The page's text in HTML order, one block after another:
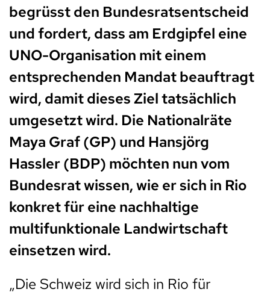
begrüsst den Bundesratsentscheid
und fordert, dass am Erdgipfel eine
UNO-Organisation mit einem
entsprechenden Mandat beauftragt
wird, damit dieses Ziel tatsächlich
umgesetzt wird. Die Nationalräte
Maya Graf (GP) und Hansjörg
Hassler (BDP) möchten nun vom
Bundesrat wissen, wie er sich in Rio
konkret für eine nachhaltige
multifunktionale Landwirtschaft
einsetzen wird.
„Die Schweiz wird sich in Rio für